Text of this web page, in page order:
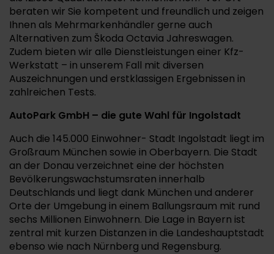
beraten wir Sie kompetent und freundlich und zeigen
Ihnen als Mehrmarkenhändler gerne auch
Alternativen zum Škoda Octavia Jahreswagen.
Zudem bieten wir alle Dienstleistungen einer Kfz-
Werkstatt – in unserem Fall mit diversen
Auszeichnungen und erstklassigen Ergebnissen in
zahlreichen Tests.
AutoPark GmbH – die gute Wahl für Ingolstadt
Auch die 145.000 Einwohner- Stadt Ingolstadt liegt im
Großraum München sowie in Oberbayern. Die Stadt
an der Donau verzeichnet eine der höchsten
Bevölkerungswachstumsraten innerhalb
Deutschlands und liegt dank München und anderer
Orte der Umgebung in einem Ballungsraum mit rund
sechs Millionen Einwohnern. Die Lage in Bayern ist
zentral mit kurzen Distanzen in die Landeshauptstadt
ebenso wie nach Nürnberg und Regensburg.